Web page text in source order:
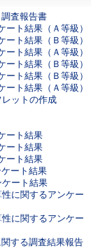
査報告書
ト結果（Ａ等級）
ト結果（Ｂ等級）
ト結果（Ａ等級）
ト結果（Ｂ等級）
ト結果（Ｂ等級）
ト結果（Ａ等級）
ットの作成
ート結果
ート結果
ート結果
ート結果
ート結果
に関するアンケー
に関するアンケー
する調査結果報告